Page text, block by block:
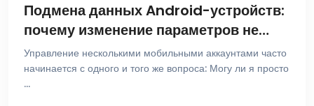
Подмена данных Android-устройств:
почему изменение параметров не
создает новую среду устройства
Управление несколькими мобильными аккаунтами часто
начинается с одного и того же вопроса: Могу ли я просто
…